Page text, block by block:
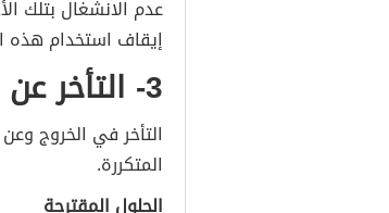
عدم الانشغال بتلك
إيقاف استخدام هذه
3- التأخر عن موعد العودة للمنزل
التأخر في الخروج
المتكررة.
الحلول المقترحة